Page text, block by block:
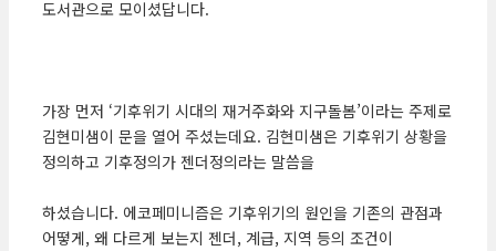
도서관으로 모이셨답니다.
가장 먼저 ‘기후위기 시대의 재거주화와 지구돌봄’이라는 주제로
김현미샘이 문을 열어 주셨는데요. 김현미샘은 기후위기 상황을
정의하고 기후정의가 젠더정의라는 말씀을
하셨습니다. 에코페미니즘은 기후위기의 원인을 기존의 관점과
어떻게, 왜 다르게 보는지 젠더, 계급, 지역 등의 조건이